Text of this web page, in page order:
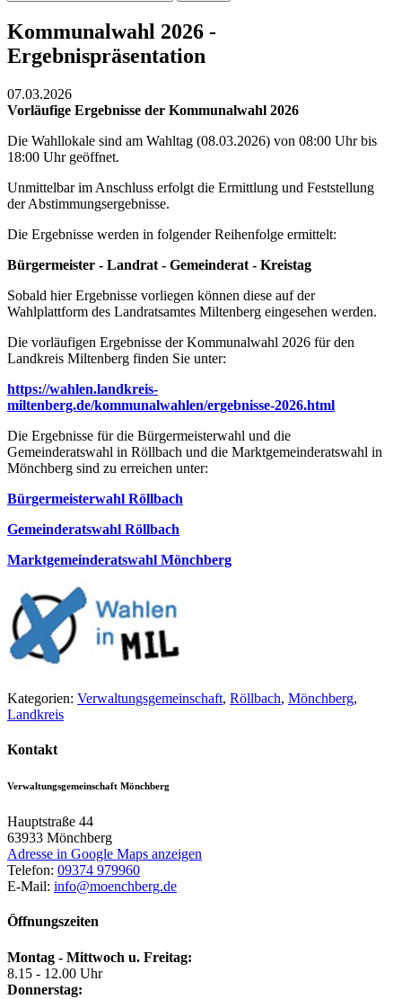
Kommunalwahl 2026 -
Ergebnispräsentation
07.03.2026
Vorläufige Ergebnisse der Kommunalwahl 2026
Die Wahllokale sind am Wahltag (08.03.2026) von 08:00 Uhr bis
18:00 Uhr geöffnet.
Unmittelbar im Anschluss erfolgt die Ermittlung und Feststellung
der Abstimmungsergebnisse.
Die Ergebnisse werden in folgender Reihenfolge ermittelt:
Bürgermeister - Landrat - Gemeinderat - Kreistag
Sobald hier Ergebnisse vorliegen können diese auf der
Wahlplattform des Landratsamtes Miltenberg eingesehen werden.
Die vorläufigen Ergebnisse der Kommunalwahl 2026 für den
Landkreis Miltenberg finden Sie unter:
https://wahlen.landkreis-
miltenberg.de/kommunalwahlen/ergebnisse-2026.html
Die Ergebnisse für die Bürgermeisterwahl und die
Gemeinderatswahl in Röllbach und die Marktgemeinderatswahl in
Mönchberg sind zu erreichen unter:
Bürgermeisterwahl Röllbach
Gemeinderatswahl Röllbach
Marktgemeinderatswahl Mönchberg
Kategorien: Verwaltungsgemeinschaft, Röllbach, Mönchberg,
Landkreis
Kontakt
Verwaltungsgemeinschaft Mönchberg
Hauptstraße 44
63933 Mönchberg
Adresse in Google Maps anzeigen
Telefon: 09374 979960
E-Mail: info@moenchberg.de
Öffnungszeiten
Montag - Mittwoch u. Freitag:
8.15 - 12.00 Uhr
Donnerstag: